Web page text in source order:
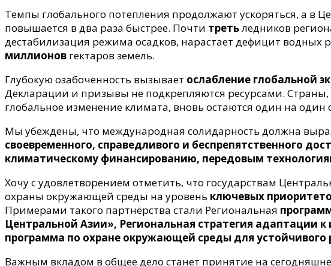
Темпы глобального потепления продолжают ускоряться, а в
повышается в два раза быстрее. Почти третьледников
дестабилизация режима осадков, нарастает дефицит водных
миллионов гектаров земель.
Глубокую озабоченность вызывает ослабление глобальной
Декларации и призывы не подкрепляются ресурсами.
глобальное изменение климата, вновь остаются один на один
Мы убеждены, что международная солидарность должна
своевременного, справедливого и беспрепятственного
климатическому финансированию, передовым
Хочу с удовлетворением отметить, что государствам
охраны окружающей среды на уровень ключевых
Примерами такого партнёрства стали Региональная
Центральной Азии», Региональная стратегия адаптации
программа по охране окружающей среды для устойчивого
Важным вкладом в общее дело станет принятие на